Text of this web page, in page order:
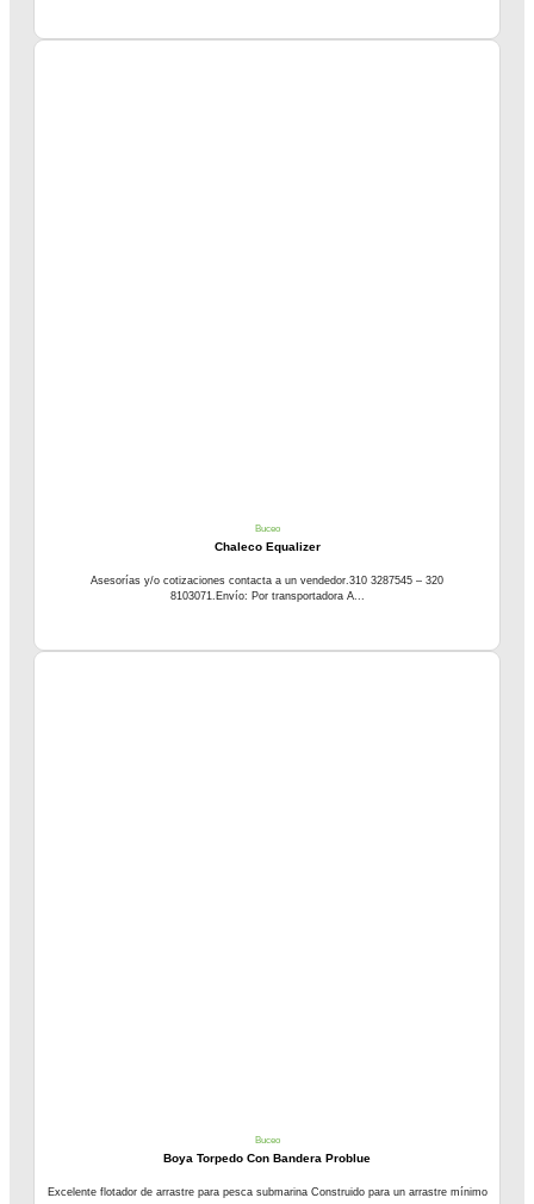
Buceo
Chaleco Equalizer
Asesorías y/o cotizaciones contacta a un vendedor.310 3287545 – 320
8103071.Envío: Por transportadora A...
Buceo
Boya Torpedo Con Bandera Problue
Excelente flotador de arrastre para pesca submarina Construido para un arrastre mínimo